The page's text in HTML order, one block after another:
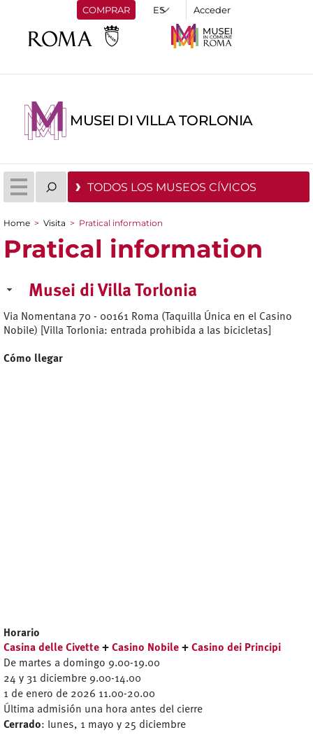
COMPRAR Acceder
MUSEI DI VILLA TORLONIA
TODOS LOS MUSEOS CÍVICOS
You are here
Home > Visita > Pratical information
Pratical information
Musei di Villa Torlonia
Via Nomentana 70 - 00161 Roma (Taquilla Única en el Casino
Nobile) [Villa Torlonia: entrada prohibida a las bicicletas]
Cómo llegar
Horario
Casina delle Civette + Casino Nobile + Casino dei Principi
De martes a domingo 9.00-19.00
24 y 31 diciembre 9.00-14.00
1 de enero de 2026 11.00-20.00
Última admisión una hora antes del cierre
Cerrado: lunes, 1 mayo y 25 diciembre